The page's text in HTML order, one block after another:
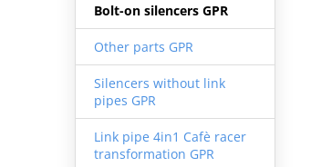
Bolt-on silencers GPR
Other parts GPR
Silencers without link
pipes GPR
Link pipe 4in1 Cafè racer
transformation GPR